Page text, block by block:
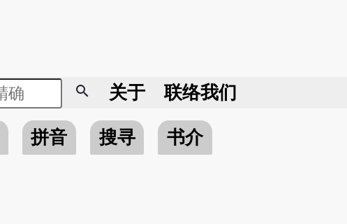
search 关于 联络我们
拼音 搜寻
书介